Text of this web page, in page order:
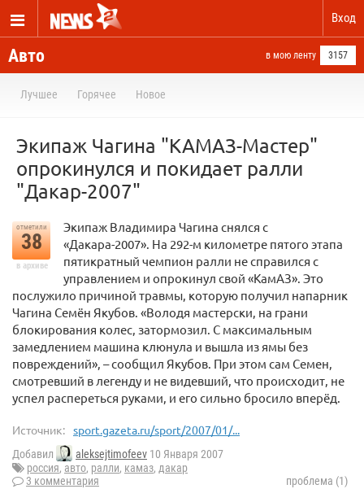
Вход
Авто в мою ленту 3157
Лучшее Горячее Новое
Экипаж Чагина "КАМАЗ-Мастер"
опрокинулся и покидает ралли
"Дакар-2007"
отметили
38
в архиве
Экипаж Владимира Чагина снялся с
«Дакара-2007». На 292-м километре пятого этапа
пятикратный чемпион ралли не справился с
управлением и опрокинул свой «КамАЗ». Это
послужило причиной травмы, которую получил напарник
Чагина Семён Якубов. «Володя мастерски, на грани
блокирования колес, затормозил. С максимальным
замедлением машина клюнула и вышла из ямы без
повреждений», – сообщил Якубов. При этом сам Семен,
смотревший в легенду и не видевший, что происходит, не
успел распереться руками, и его сильно бросило вперёд.
Источник: sport.gazeta.ru/sport/2007/01/...
Добавил aleksejtimofeev 10 Января 2007
россия, авто, ралли, камаз, дакар
3 комментария
проблема (1)